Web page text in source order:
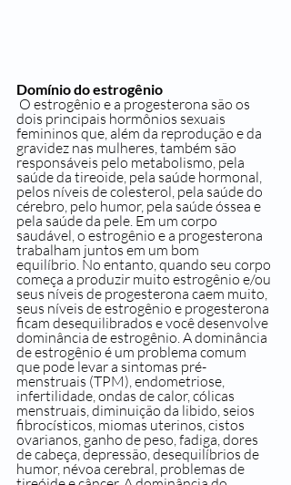
Domínio do estrogênio
dois principais hormônios sexuais
femininos que, além da reprodução e da
gravidez nas mulheres, também são
responsáveis ​​pelo metabolismo, pela
saúde da tireoide, pela saúde hormonal,
pelos níveis de colesterol, pela saúde do
cérebro, pelo humor, pela saúde óssea e
pela saúde da pele. Em um corpo
saudável, o estrogênio e a progesterona
trabalham juntos em um bom
equilíbrio. No entanto, quando seu corpo
começa a produzir muito estrogênio e/ou
seus níveis de progesterona caem muito,
seus níveis de estrogênio e progesterona
ficam desequilibrados e você desenvolve
dominância de estrogênio. A dominância
de estrogênio é um problema comum
que pode levar a sintomas pré-
menstruais (TPM), endometriose,
infertilidade, ondas de calor, cólicas
menstruais, diminuição da libido, seios
fibrocísticos, miomas uterinos, cistos
ovarianos, ganho de peso, fadiga, dores
de cabeça, depressão, desequilíbrios de
humor, névoa cerebral, problemas de